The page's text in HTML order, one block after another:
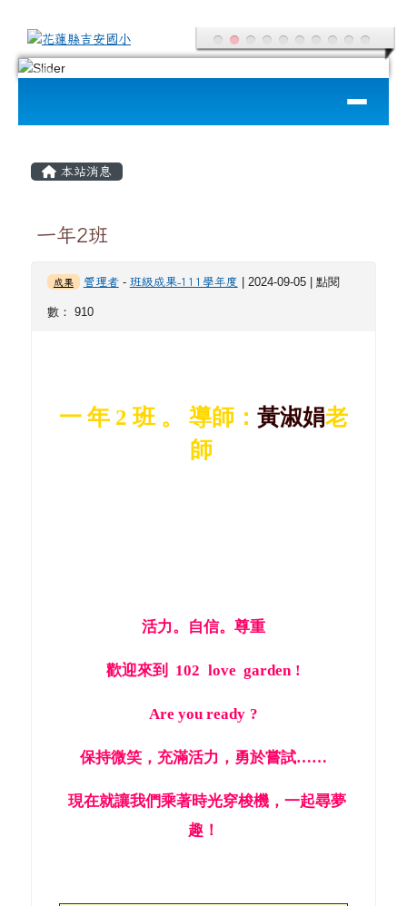
跳至主內容區
花蓮縣吉安國小
主內容區域
本站消息
一年2班
成果 管理者- 班級成果-111學年度 | 2024-09-05 | 點閱
數： 910
一 年 2 班 。 導師： 黃淑娟老
師
活力。自信。尊重
歡迎來到 102 love garden !
Are you ready ?
保持微笑，充滿活力，勇於嘗試……
現在就讓我們乘著時光穿梭機，一起尋夢
趣！
頁尾區域